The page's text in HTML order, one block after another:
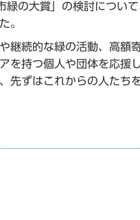
の大賞」の検討につい
。
続的な緑の活動、高額
を持つ個人や団体を応援
先ずはこれからの人たち